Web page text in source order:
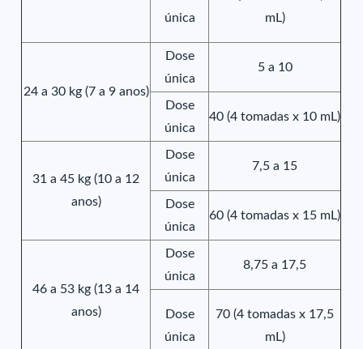
única
mL)
24 a 30 kg (7 a 9 anos)
Dose
única
5 a 10
Dose
única
40 (4 tomadas x 10 mL)
31 a 45 kg (10 a 12
anos)
Dose
única
7,5 a 15
Dose
única
60 (4 tomadas x 15 mL)
46 a 53 kg (13 a 14
anos)
Dose
única
8,75 a 17,5
Dose
única
70 (4 tomadas x 17,5
mL)